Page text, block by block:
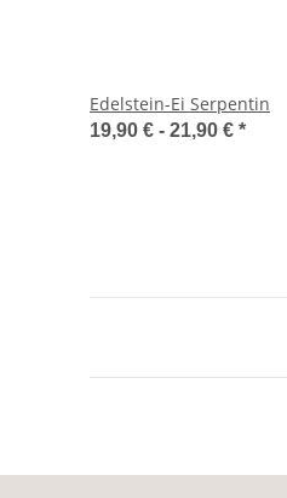
Edelstein-Ei Serpentin
19,90 € - 21,90 € *